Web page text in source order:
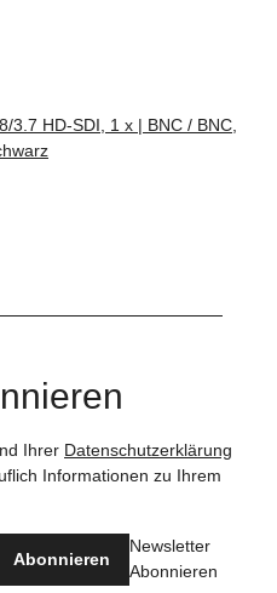
3.7 HD-SDI, 1 x | BNC / BNC,
Ihrer Datenschutzerklärung
Informationen zu Ihrem
Abonnieren
Newsletter
Abonnieren